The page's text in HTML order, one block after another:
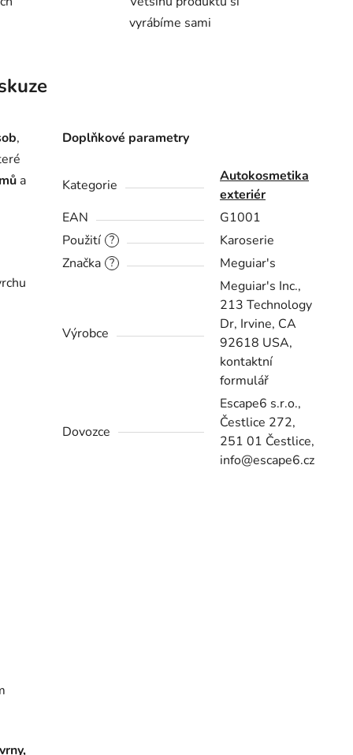
vyrábíme sami
,
a
Doplňkové parametry
Kategorie
Autokosmetika
exteriér
EAN
G1001
?
Použití Karoserie
?
Značka Meguiar's
Výrobce
Meguiar's Inc.,
213 Technology
Dr, Irvine, CA
92618 USA,
kontaktní
formulář
Dovozce
Escape6 s.r.o.,
Čestlice 272,
251 01 Čestlice,
info@escape6.cz